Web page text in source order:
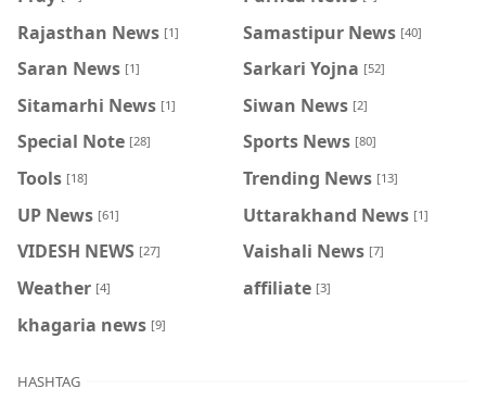
Rajasthan News [1] Samastipur News [40]
Saran News [1] Sarkari Yojna [52]
Sitamarhi News [1] Siwan News [2]
Special Note [28] Sports News [80]
Tools [18] Trending News [13]
UP News [61] Uttarakhand News [1]
VIDESH NEWS [27] Vaishali News [7]
Weather [4] affiliate [3]
khagaria news [9]
HASHTAG